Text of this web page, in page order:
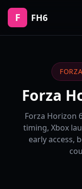
F FH6
Forza
Forza Horizon
timing, Xbox
early access,